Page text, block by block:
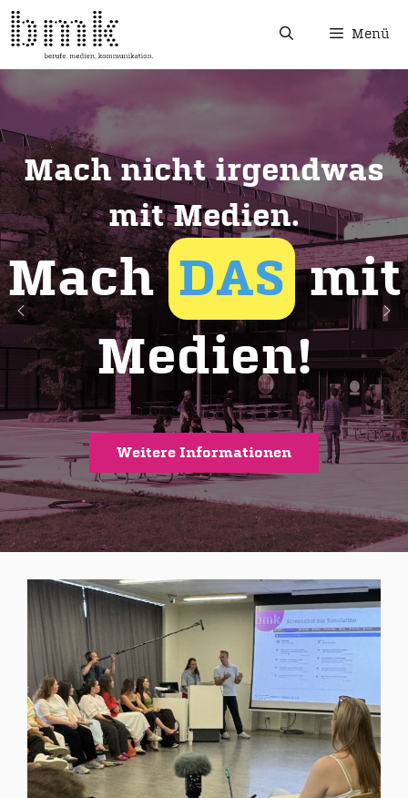
Menü
Mach nicht irgendwas
mit Medien.
MachDASmit
Medien!
Weitere Informationen